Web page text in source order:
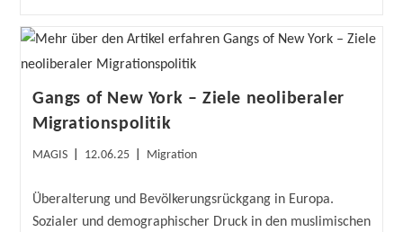
Gangs of New York – Ziele neoliberaler
Migrationspolitik
Beitrags-
MAGIS
Beitrag
12.06.25
Beitrags-
Migration
Überalterung und Bevölkerungsrückgang in Europa.
Sozialer und demographischer Druck in den muslimischen